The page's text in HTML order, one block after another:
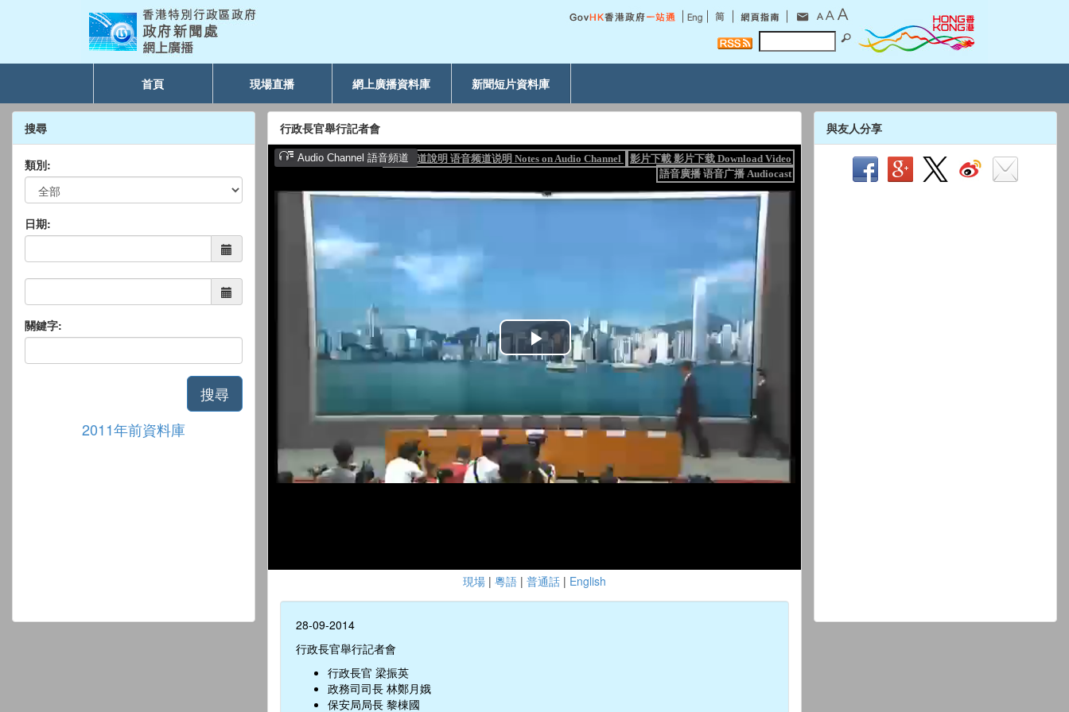
首頁 現場直播 網上廣播資料庫 新聞短片資料庫
搜尋
類別:
日期:
關鍵字:
搜尋
2011年前資料庫
行政長官舉行記者會
現場 | 粵語 | 普通話 | English
28-09-2014
行政長官舉行記者會
行政長官 梁振英
政務司司長 林鄭月娥
保安局局長 黎棟國
與友人分享